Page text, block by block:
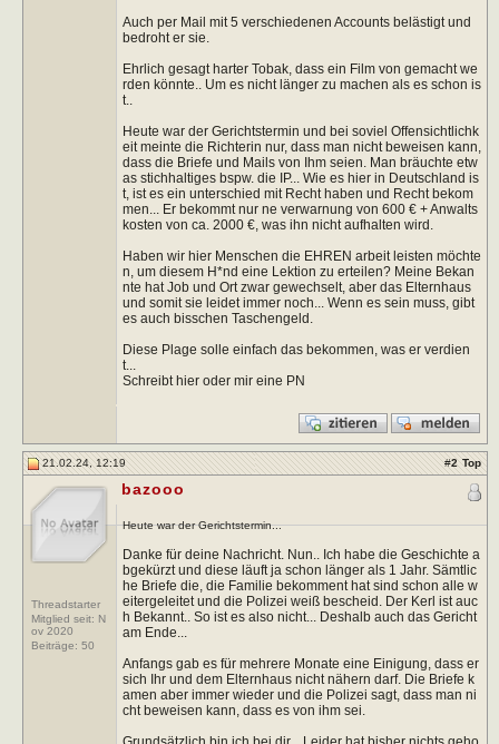
Auch per Mail mit 5 verschiedenen Accounts belästigt und
bedroht er sie.
Ehrlich gesagt harter Tobak, dass ein Film von gemacht we
rden könnte.. Um es nicht länger zu machen als es schon is
t..
Heute war der Gerichtstermin und bei soviel Offensichtlichk
eit meinte die Richterin nur, dass man nicht beweisen kann,
dass die Briefe und Mails von Ihm seien. Man bräuchte etw
as stichhaltiges bspw. die IP... Wie es hier in Deutschland is
t, ist es ein unterschied mit Recht haben und Recht bekom
men... Er bekommt nur ne verwarnung von 600 € + Anwalts
kosten von ca. 2000 €, was ihn nicht aufhalten wird.
Haben wir hier Menschen die EHREN arbeit leisten möchte
n, um diesem H*nd eine Lektion zu erteilen? Meine Bekan
nte hat Job und Ort zwar gewechselt, aber das Elternhaus
und somit sie leidet immer noch... Wenn es sein muss, gibt
es auch bisschen Taschengeld.
Diese Plage solle einfach das bekommen, was er verdien
t...
Schreibt hier oder mir eine PN
21.02.24, 12:19 #2 Top
Threadstarter
Mitglied seit: N
ov 2020
Beiträge: 50
bazooo
Heute war der Gerichtstermin...
Danke für deine Nachricht. Nun.. Ich habe die Geschichte a
bgekürzt und diese läuft ja schon länger als 1 Jahr. Sämtlic
he Briefe die, die Familie bekomment hat sind schon alle w
eitergeleitet und die Polizei weiß bescheid. Der Kerl ist auc
h Bekannt.. So ist es also nicht... Deshalb auch das Gericht
am Ende...
Anfangs gab es für mehrere Monate eine Einigung, dass er
sich Ihr und dem Elternhaus nicht nähern darf. Die Briefe k
amen aber immer wieder und die Polizei sagt, dass man ni
cht beweisen kann, dass es von ihm sei.